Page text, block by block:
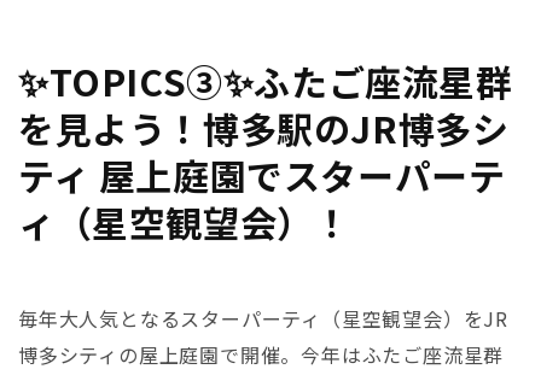
✨TOPICS③✨ふたご座流星群
を見よう！ 博多駅のJR博多シ
ティ 屋上庭園でスターパーテ
ィ（星空観望会）！
毎年大人気となるスターパーティ（星空観望会）をJR
博多シティの屋上庭園で開催。今年はふたご座流星群